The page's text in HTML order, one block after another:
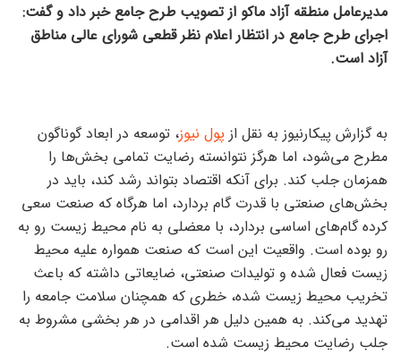
مدیرعامل منطقه آزاد ماکو از تصویب طرح جامع خبر داد و گفت:
اجرای طرح جامع در انتظار اعلام نظر قطعی شورای عالی مناطق
آزاد است.
به گزارش پیکارنیوز به نقل از پول نیوز، توسعه در ابعاد گوناگون
مطرح می‌شود، اما هرگز نتوانسته رضایت تمامی بخش‌ها را
همزمان جلب کند. برای آنکه اقتصاد بتواند رشد کند، باید در
بخش‌های صنعتی با قدرت گام بردارد، اما هرگاه که صنعت سعی
کرده گام‌های اساسی بردارد، با معضلی به نام محیط زیست رو به
رو بوده است. واقعیت این است که صنعت همواره علیه محیط
زیست فعال شده و تولیدات صنعتی، ضایعاتی داشته که باعث
تخریب محیط زیست شده، خطری که همچنان سلامت جامعه را
تهدید می‌کند. به همین دلیل هر اقدامی در هر بخشی مشروط به
جلب رضایت محیط زیست شده است.